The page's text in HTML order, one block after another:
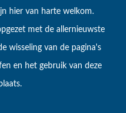
hier van harte welkom.
met de allernieuwste
wisseling van de pagina's
en het gebruik van deze